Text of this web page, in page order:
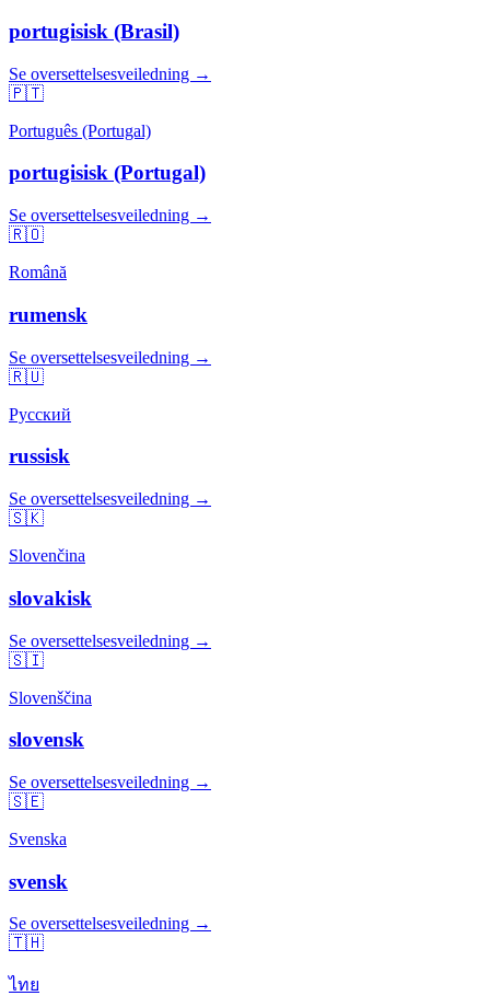
portugisisk (Brasil)
Se oversettelsesveiledning →
🇵🇹
Português (Portugal)
portugisisk (Portugal)
Se oversettelsesveiledning →
🇷🇴
Română
rumensk
Se oversettelsesveiledning →
🇷🇺
Русский
russisk
Se oversettelsesveiledning →
🇸🇰
Slovenčina
slovakisk
Se oversettelsesveiledning →
🇸🇮
Slovenščina
slovensk
Se oversettelsesveiledning →
🇸🇪
Svenska
svensk
Se oversettelsesveiledning →
🇹🇭
ไทย